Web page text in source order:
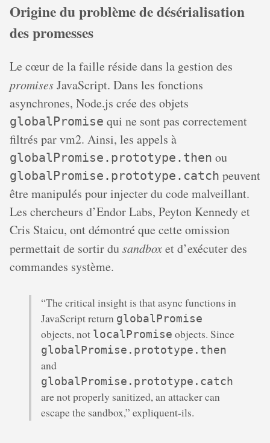
Origine du problème de désérialisation
des promesses
Le cœur de la faille réside dans la gestion des
promisesJavaScript. Dans les fonctions
asynchrones, Node.js crée des objets
globalPromise qui ne sont pas correctement
filtrés par vm2. Ainsi, les appels à
globalPromise.prototype.then ou
globalPromise.prototype.catch peuvent
être manipulés pour injecter du code malveillant.
Les chercheurs d’Endor Labs, Peyton Kennedy et
Cris Staicu, ont démontré que cette omission
permettait de sortir dusandboxet d’exécuter des
commandes système.
“The critical insight is that async functions in
JavaScript return globalPromise
objects, not localPromise objects. Since
globalPromise.prototype.then
and
globalPromise.prototype.catch
are not properly sanitized, an attacker can
escape the sandbox,” expliquent-ils.